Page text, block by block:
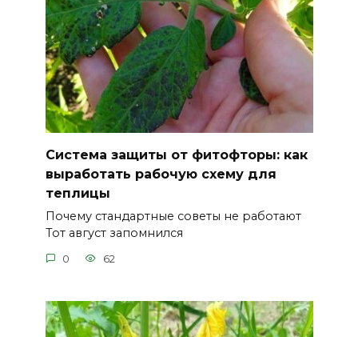
Система защиты от фитофторы: как
выработать рабочую схему для
теплицы
Почему стандартные советы не работают
Тот август запомнился
0 62